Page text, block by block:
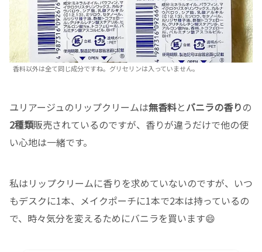
香料以外は全て同じ成分ですね。グリセリンは入っていません。
ユリアージュのリップクリームは無香料とバニラの香りの
2種類販売されているのですが、香りが違うだけで他の使
い心地は一緒です。
私はリップクリームに香りを求めていないのですが、いつ
もデスクに1本、メイクポーチに1本で2本は持っているの
で、時々気分を変えるためにバニラを買います😄